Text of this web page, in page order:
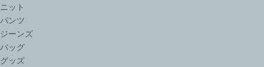
ニット
パンツ
ジーンズ
バッグ
グッズ